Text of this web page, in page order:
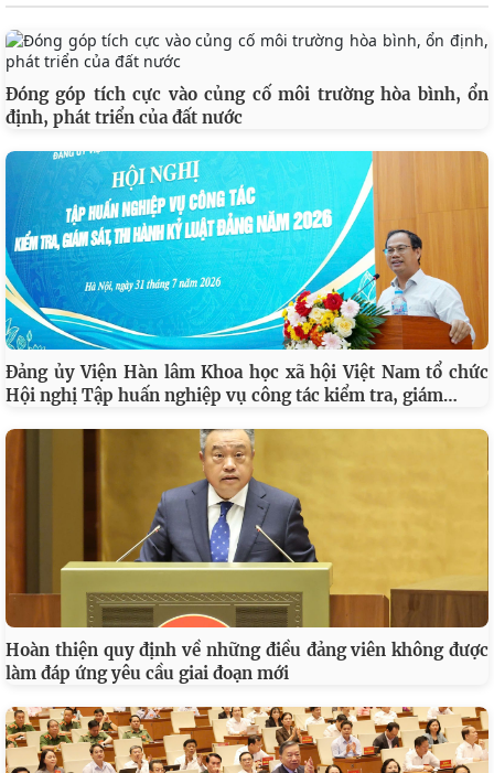
Đóng góp tích cực vào củng cố môi trường hòa bình, ổn
định, phát triển của đất nước
Đảng ủy Viện Hàn lâm Khoa học xã hội Việt Nam tổ chức
Hội nghị Tập huấn nghiệp vụ công tác kiểm tra, giám…
Hoàn thiện quy định về những điều đảng viên không được
làm đáp ứng yêu cầu giai đoạn mới